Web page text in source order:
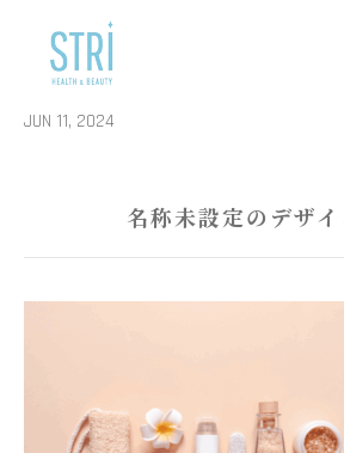
JUN 11, 2024
名称未設定のデザ